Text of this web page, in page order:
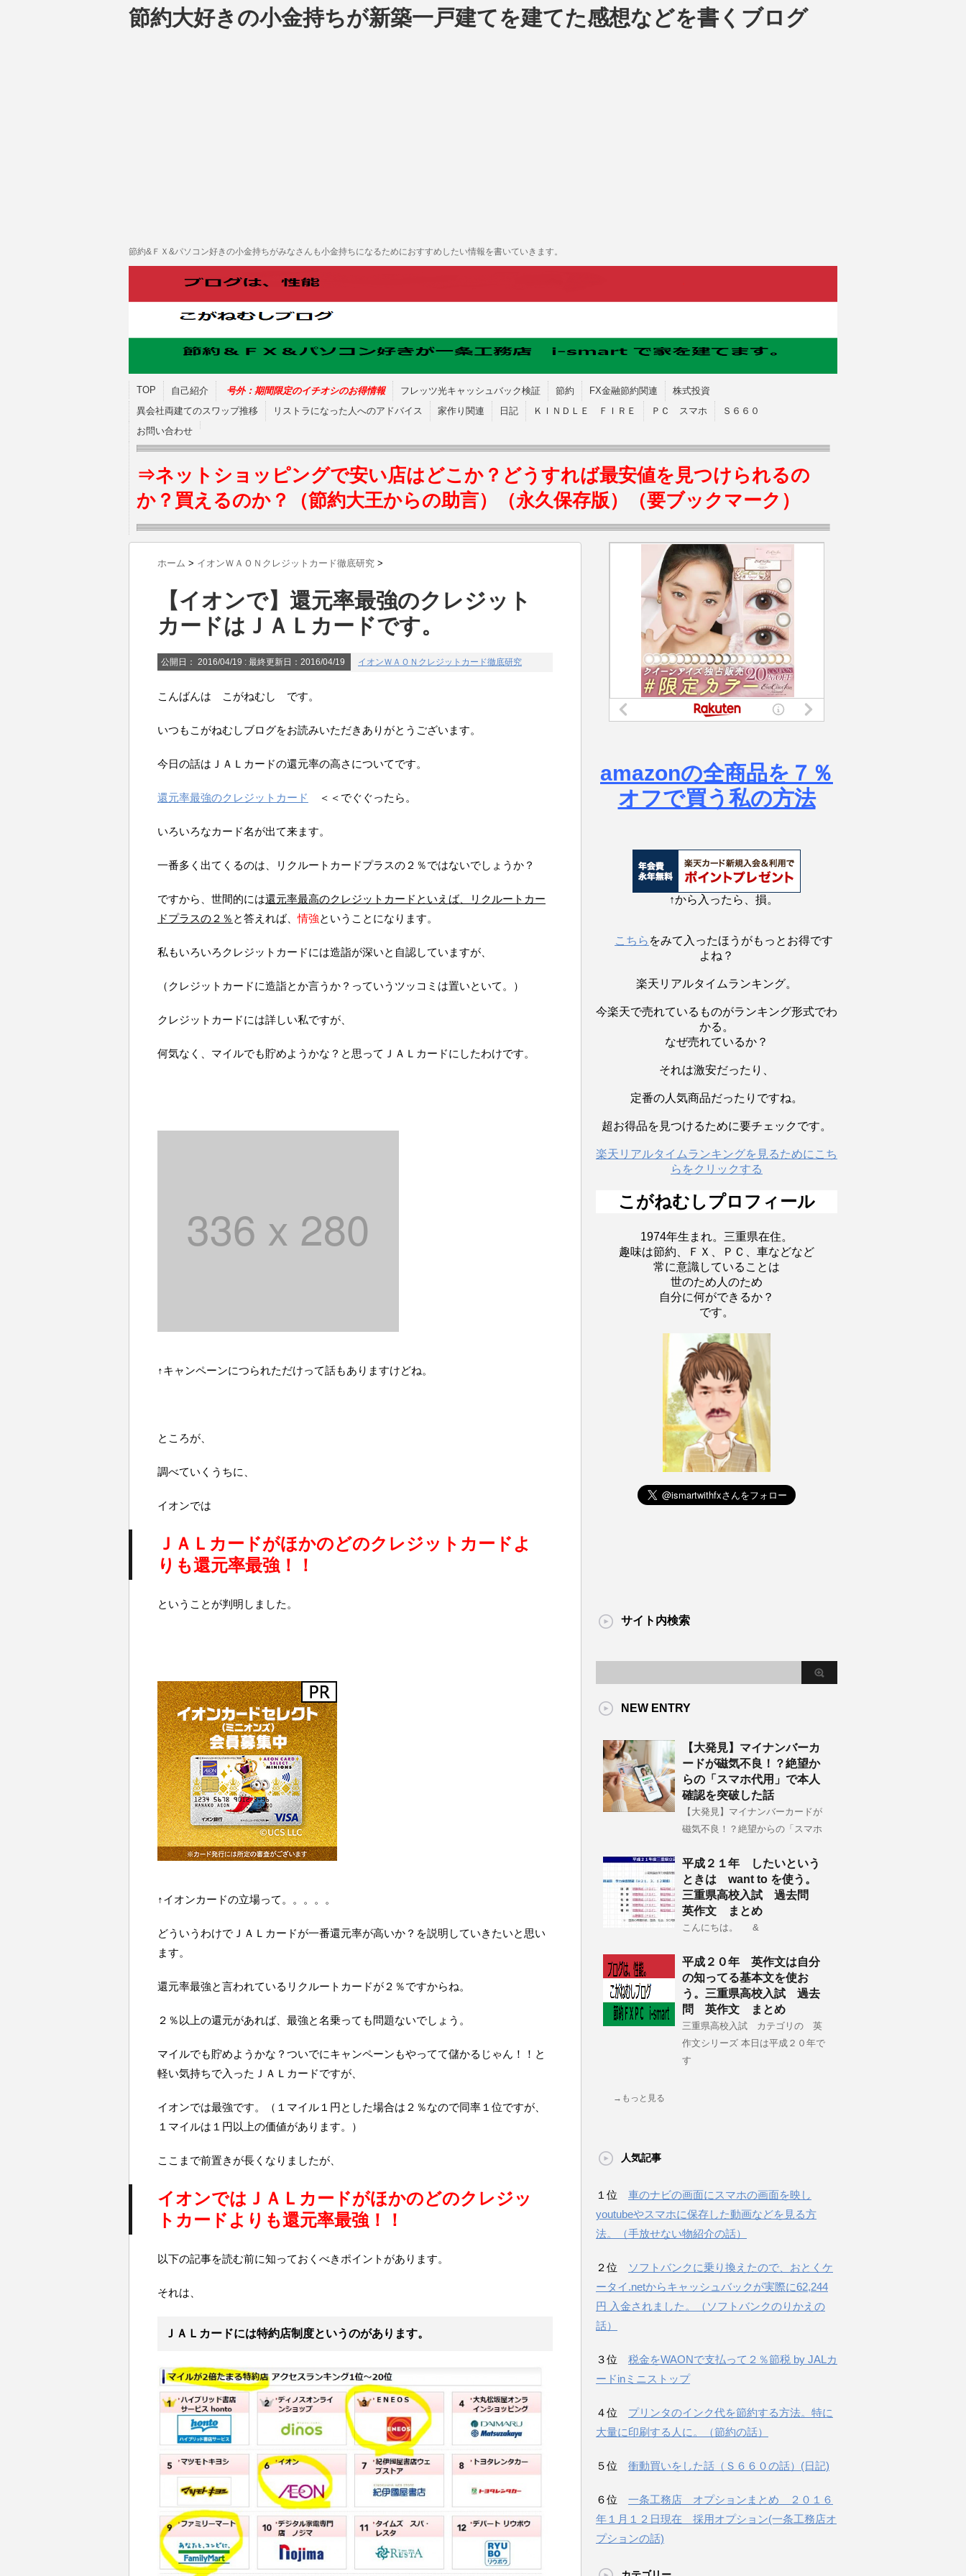
節約大好きの小金持ちが新築一戸建てを建てた感想などを書くブログ
節約&ＦＸ&パソコン好きの小金持ちがみなさんも小金持ちになるためにおすすめしたい情報を書いていきます。
TOP 自己紹介 号外：期間限定のイチオシのお得情報 フレッツ光キャッシュバック検証 節約 FX金融節約関連
株式投資
異会社両建てのスワップ推移
リストラになった人へのアドバイス 家作り関連 日記 ＫＩＮＤＬＥ ＦＩＲＥ ＰＣ スマホ
Ｓ６６０
お問い合わせ
⇒ネットショッピングで安い店はどこか？どうすれば最安値を見つけられるの
か？買えるのか？（節約大王からの助言）（永久保存版）（要ブックマーク）
ホーム > イオンＷＡＯＮクレジットカード徹底研究 >
【イオンで】還元率最強のクレジット
カードはＪＡＬカードです。
公開日： 2016/04/19 : 最終更新日：2016/04/19 イオンＷＡＯＮクレジットカード徹底研究
こんばんは こがねむし です。
いつもこがねむしブログをお読みいただきありがとうございます。
今日の話はＪＡＬカードの還元率の高さについてです。
還元率最強のクレジットカード ＜＜でぐぐったら。
いろいろなカード名が出て来ます。
一番多く出てくるのは、リクルートカードプラスの２％ではないでしょうか？
ですから、世間的には還元率最高のクレジットカードといえば、リクルートカー
ドプラスの２％ と答えれば、情強ということになります。
私もいろいろクレジットカードには造詣が深いと自認していますが、
（クレジットカードに造詣とか言うか？っていうツッコミは置いといて。）
クレジットカードには詳しい私ですが、
何気なく、マイルでも貯めようかな？と思ってＪＡＬカードにしたわけです。
↑キャンペーンにつられただけって話もありますけどね。
ところが、
調べていくうちに、
イオンでは
ＪＡＬカードがほかのどのクレジットカードよ
りも還元率最強！！
ということが判明しました。
↑イオンカードの立場って。。。。。
どういうわけでＪＡＬカードが一番還元率が高いか？を説明していきたいと思い
ます。
還元率最強と言われているリクルートカードが２％ですからね。
２％以上の還元があれば、最強と名乗っても問題ないでしょう。
マイルでも貯めようかな？ついでにキャンペーンもやってて儲かるじゃん！！と
軽い気持ちで入ったＪＡＬカードですが、
イオンでは最強です。（１マイル１円とした場合は２％なので同率１位ですが、
１マイルは１円以上の価値があります。）
ここまで前置きが長くなりましたが、
イオンではＪＡＬカードがほかのどのクレジッ
トカードよりも還元率最強！！
以下の記事を読む前に知っておくべきポイントがあります。
それは、
ＪＡＬカードには特約店制度というのがあります。
amazonの全商品を７％
オフで買う私の方法
↑から入ったら、損。
こちら をみて入ったほうがもっとお得です
よね？
楽天リアルタイムランキング。
今楽天で売れているものがランキング形式でわ
かる。
なぜ売れているか？
それは激安だったり、
定番の人気商品だったりですね。
超お得品を見つけるために要チェックです。
楽天リアルタイムランキングを見るためにこち
らをクリックする
こがねむしプロフィール
1974年生まれ。三重県在住。
趣味は節約、ＦＸ、ＰＣ、車などなど
常に意識していることは
世のため人のため
自分に何ができるか？
です。
サイト内検索
NEW ENTRY
【大発見】マイナンバーカ
ードが磁気不良！？絶望か
らの「スマホ代用」で本人
確認を突破した話
【大発見】マイナンバーカードが
磁気不良！？絶望からの「スマホ
平成２１年 したいという
ときは want to を使う。
三重県高校入試 過去問
英作文 まとめ
こんにちは。 &
平成２０年 英作文は自分
の知ってる基本文を使お
う。三重県高校入試 過去
問 英作文 まとめ
三重県高校入試 カテゴリの 英
作文シリーズ 本日は平成２０年で
す
→もっと見る
人気記事
１位 車のナビの画面にスマホの画面を映し
youtubeやスマホに保存した動画などを見る方
法。（手放せない物紹介の話）
２位
ソフトバンクに乗り換えたので、おとくケ
ータイ.netからキャッシュバックが実際に62,244
円 入金されました。（ソフトバンクのりかえの
話）
３位 税金をWAONで支払って２％節税 by JALカ
ードinミニストップ
４位 プリンタのインク代を節約する方法。特に
大量に印刷する人に。（節約の話）
５位 衝動買いをした話（Ｓ６６０の話）(日記)
６位 一条工務店 オプションまとめ ２０１６
年１月１２日現在 採用オプション(一条工務店オ
プションの話)